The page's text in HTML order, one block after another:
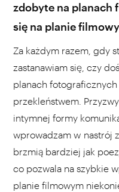
zdobyte na planach
się na planie
Za każdym razem, gdy
zastanawiam się, czy
planach
przekleństwem.
intymnej formy
wprowadzam w nastrój
brzmią bardziej jak
co pozwala na szybkie
planie filmowym